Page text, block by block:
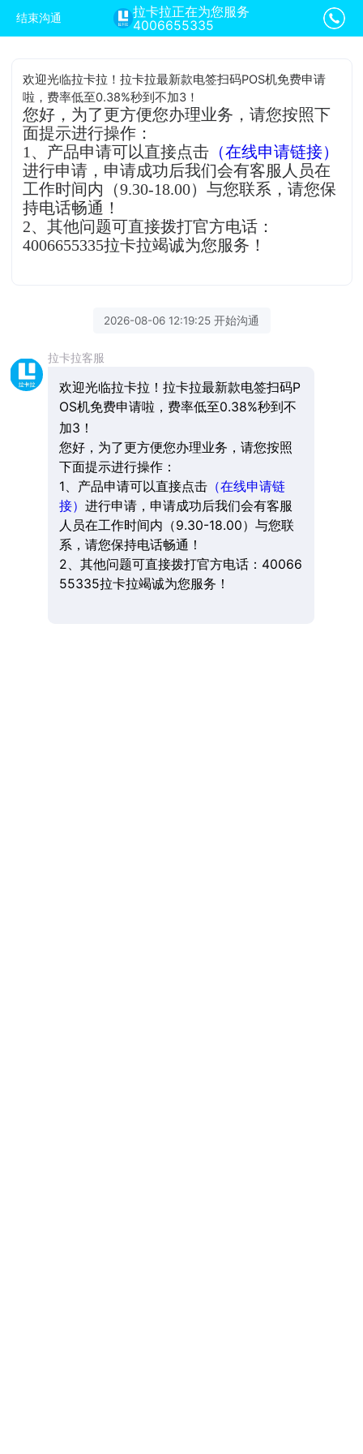
结束沟通
拉卡拉正在为您服务
4006655335
欢迎光临拉卡拉！拉卡拉最新款电签扫码POS机免费申请
啦，费率低至0.38%秒到不加3！
您好，为了更方便您办理业务，请您按照下
面提示进行操作：
1、产品申请可以直接点击 （在线申请链接）
进行申请，申请成功后我们会有客服人员在
工作时间内（9.30-18.00）与您联系，请您保
持电话畅通！
2、其他问题可直接拨打官方电话：
4006655335拉卡拉竭诚为您服务！
2026-08-06 12:19:25 开始沟通
拉卡拉客服
欢迎光临拉卡拉！拉卡拉最新款电签扫码P
OS机免费申请啦，费率低至0.38%秒到不
加3！
您好，为了更方便您办理业务，请您按照
下面提示进行操作：
1、产品申请可以直接点击（在线申请链
接） 进行申请，申请成功后我们会有客服
人员在工作时间内（9.30-18.00）与您联
系，请您保持电话畅通！
2、其他问题可直接拨打官方电话：40066
55335拉卡拉竭诚为您服务！